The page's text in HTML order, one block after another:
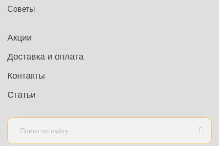
Советы
Акции
Доставка и оплата
Контакты
Статьи